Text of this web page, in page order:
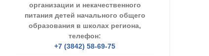
организации и некачественного
питания детей начального общего
образования в школах региона,
телефон:
+7 (3842) 58-69-75